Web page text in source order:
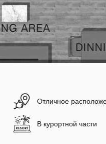
Отличное
В курортной части